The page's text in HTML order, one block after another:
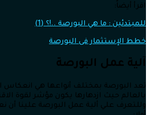
اقرأ أيضاً:
للمبتدئين : ما هي البورصة ..!؟ (1)
خطط الإستثمار فى البورصة
آلية عمل البورصة
تعد البورصة بمختلف أنواعها هي انعكاس
بالعالم حيث ازدهارها يكون مؤشر لقوة
وللتعرف علي ألية عمل البورصة علينا أن